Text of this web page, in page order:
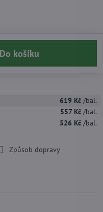
Do košíku
619 Kč /bal.
557 Kč /bal.
526 Kč /bal.
Způsob dopravy